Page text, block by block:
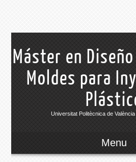
Máster en
Moldes para
Universitat Politècnica de
Menu